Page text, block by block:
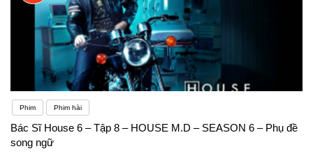
Phim Phim hài
Bác Sĩ House 6 – Tập 8 – HOUSE M.D – SEASON 6 – Phụ đề
song ngữ